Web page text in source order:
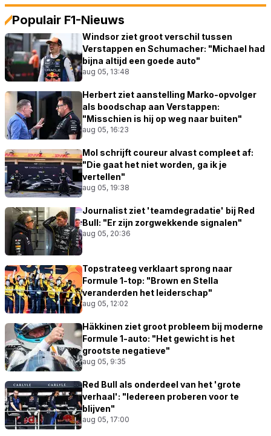
Populair F1-Nieuws
Windsor ziet groot verschil tussen
Verstappen en Schumacher: "Michael had
bijna altijd een goede auto"
aug 05, 13:48
Herbert ziet aanstelling Marko-opvolger
als boodschap aan Verstappen:
"Misschien is hij op weg naar buiten"
aug 05, 16:23
Mol schrijft coureur alvast compleet af:
"Die gaat het niet worden, ga ik je
vertellen"
aug 05, 19:38
Journalist ziet 'teamdegradatie' bij Red
Bull: "Er zijn zorgwekkende signalen"
aug 05, 20:36
Topstrateeg verklaart sprong naar
Formule 1-top: "Brown en Stella
veranderden het leiderschap"
aug 05, 12:02
Häkkinen ziet groot probleem bij moderne
Formule 1-auto: "Het gewicht is het
grootste negatieve"
aug 05, 9:35
Red Bull als onderdeel van het 'grote
verhaal': "Iedereen proberen voor te
blijven"
aug 05, 17:00